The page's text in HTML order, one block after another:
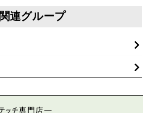
関連グループ